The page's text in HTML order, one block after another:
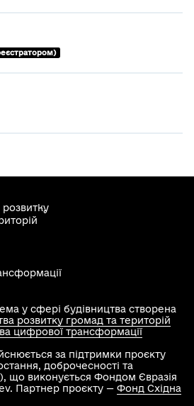
розвитку
у сфері будівництва створена
розвитку громад та територій
цифрової трансформації
за підтримки проєкту
доброчесності та
що виконується Фондом Євразія
Партнер проєкту — Фонд Східна